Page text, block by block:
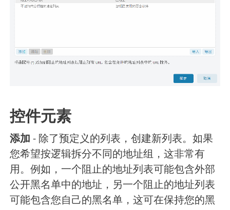
控件元素
添加 - 除了预定义的列表，创建新列表。如果
您希望按逻辑拆分不同的地址组，这非常有
用。例如，一个阻止的地址列表可能包含外部
公开黑名单中的地址，另一个阻止的地址列表
可能包含您自己的黑名单，这可在保持您的黑